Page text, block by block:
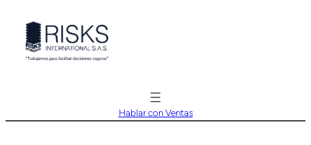
contenido
Hablar con Ventas